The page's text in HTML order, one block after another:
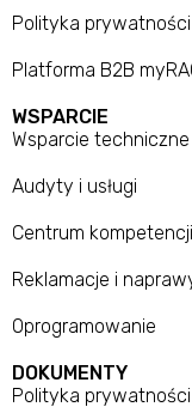
Polityka
Platforma B2B
WSPARCIE
Wsparcie
Audyty i usługi
Centrum kompetencji
Reklamacje i
Oprogramowanie
DOKUMENTY
Polityka prywatności